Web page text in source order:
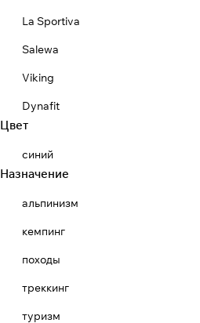
La Sportiva
Salewa
Viking
Dynafit
Цвет
синий
Назначение
альпинизм
кемпинг
походы
треккинг
туризм